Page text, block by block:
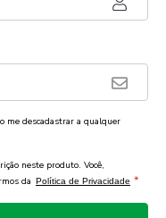
me descadastrar a qualquer
neste produto. Você,
da Política de Privacidade *